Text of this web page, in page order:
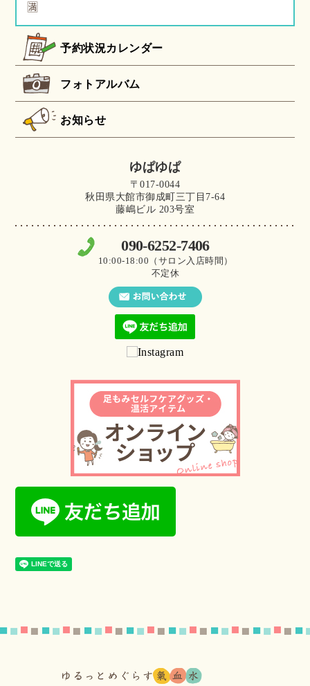
🈵
予約状況カレンダー
フォトアルバム
お知らせ
ゆぱゆぱ
〒017-0044
秋田県大館市御成町三丁目7-64
藤嶋ビル 203号室
090-6252-7406
10:00-18:00（サロン入店時間）
不定休